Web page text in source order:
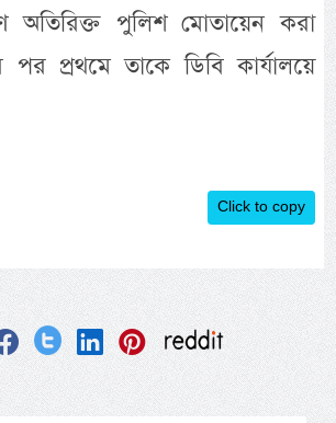
অতিরিক্ত পুলিশ মোতায়েন করা
পর প্রথমে তাকে ডিবি কার্যালয়ে
Click to copy